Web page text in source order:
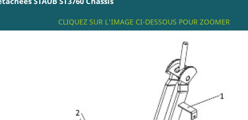
CLIQUEZ SUR L'IMAGE CI-DESSOUS POUR ZOOMER